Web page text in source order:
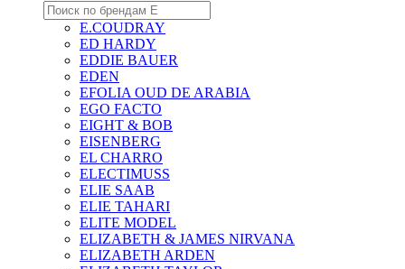
E.COUDRAY
ED HARDY
EDDIE BAUER
EDEN
EFOLIA OUD DE ARABIA
EGO FACTO
EIGHT & BOB
EISENBERG
EL CHARRO
ELECTIMUSS
ELIE SAAB
ELIE TAHARI
ELITE MODEL
ELIZABETH & JAMES NIRVANA
ELIZABETH ARDEN